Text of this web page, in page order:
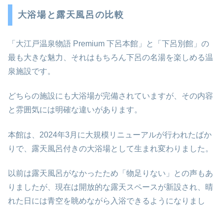
大浴場と露天風呂の比較
「大江戸温泉物語 Premium 下呂本館」と「下呂別館」の
最も大きな魅力、それはもちろん下呂の名湯を楽しめる温
泉施設です。
どちらの施設にも大浴場が完備されていますが、その内容
と雰囲気には明確な違いがあります。
本館は、2024年3月に大規模リニューアルが行われたばか
りで、露天風呂付きの大浴場として生まれ変わりました。
以前は露天風呂がなかったため「物足りない」との声もあ
りましたが、現在は開放的な露天スペースが新設され、晴
れた日には青空を眺めながら入浴できるようになりまし